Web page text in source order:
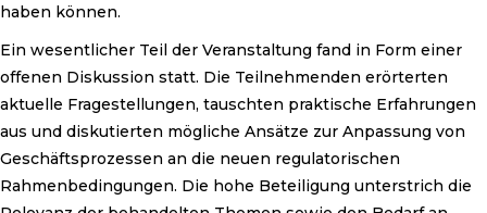
haben können.
Ein wesentlicher Teil der Veranstaltung fand in Form einer
offenen Diskussion statt. Die Teilnehmenden erörterten
aktuelle Fragestellungen, tauschten praktische Erfahrungen
aus und diskutierten mögliche Ansätze zur Anpassung von
Geschäftsprozessen an die neuen regulatorischen
Rahmenbedingungen. Die hohe Beteiligung unterstrich die